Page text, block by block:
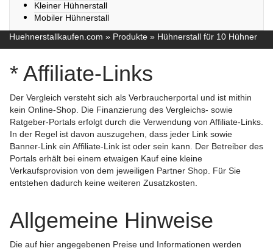
Kleiner Hühnerstall
Mobiler Hühnerstall
Huehnerstallkaufen.com » Produkte » Hühnerstall für 10 Hühner
* Affiliate-Links
Der Vergleich versteht sich als Verbraucherportal und ist mithin
kein Online-Shop. Die Finanzierung des Vergleichs- sowie
Ratgeber-Portals erfolgt durch die Verwendung von Affiliate-Links.
In der Regel ist davon auszugehen, dass jeder Link sowie
Banner-Link ein Affiliate-Link ist oder sein kann. Der Betreiber des
Portals erhält bei einem etwaigen Kauf eine kleine
Verkaufsprovision von dem jeweiligen Partner Shop. Für Sie
entstehen dadurch keine weiteren Zusatzkosten.
Allgemeine Hinweise
Die auf hier angegebenen Preise und Informationen werden